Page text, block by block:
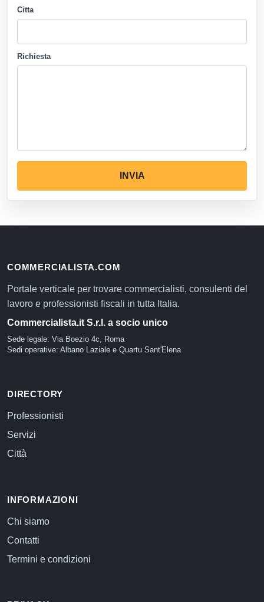
Citta
Richiesta
INVIA
COMMERCIALISTA.COM
Portale verticale per trovare commercialisti, consulenti del
lavoro e professionisti fiscali in tutta Italia.
Commercialista.it S.r.l. a socio unico
Sede legale: Via Boezio 4c, Roma
Sedi operative: Albano Laziale e Quartu Sant'Elena
DIRECTORY
Professionisti
Servizi
Città
INFORMAZIONI
Chi siamo
Contatti
Termini e condizioni